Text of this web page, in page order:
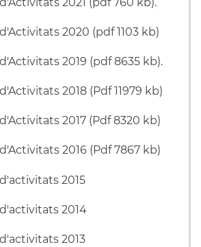
2020 (pdf 1103 kb)
2019 (pdf 8635 kb).
2018 (Pdf 11979 kb)
2017 (Pdf 8320 kb)
2016 (Pdf 7867 kb)
2015
2014
2013